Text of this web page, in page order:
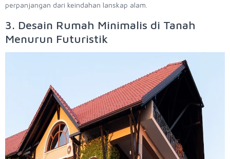
perpanjangan dari keindahan lanskap alam.
3. Desain Rumah Minimalis di Tanah
Menurun Futuristik